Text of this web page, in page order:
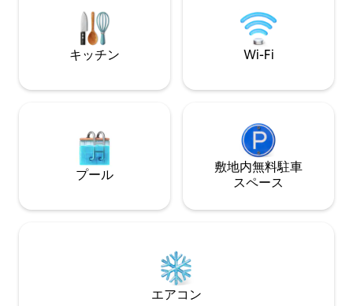
のままビーチまで歩きましょう。 素晴ら
しい新鮮な魚料理を食べに行ったり、カ
レーや中華料理を食べに行ったり、マッ
ケウルタン通りに行けば、さらに多くの
レストランやバーがあります。 このエリ
アでは、とてもリーズナブルな価格の
魔することはありません。Khombiがアパ
ートの鍵をお渡しします。 彼女はご都合
のよいときに清掃をします。 何か必要な
ものがあれば、お気軽にお電話くださ
い。 お子様に適した寝室用ソファーがあ
ります。 キャンパー用ベッドとハイチェ
高級のフィルター
わいましょう。
キッチン Wi-Fi
プール
敷地内無料駐⁠車
ス⁠ペ⁠ー⁠ス
エアコン